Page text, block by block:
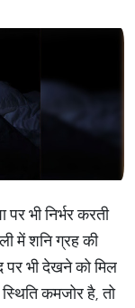
भी निर्भर करती
में शनि ग्रह की
पर भी देखने को मिल
कमजोर है, तो